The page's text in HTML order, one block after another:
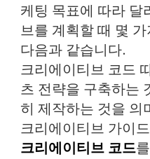
케팅 목표에 따라 달
브를 계획할 때 몇
다음과 같습니다.
크리에이티브 코드
츠 전략을 구축하는
히 제작하는 것을 의
크리에이티브 가이
크리에이티브 코드